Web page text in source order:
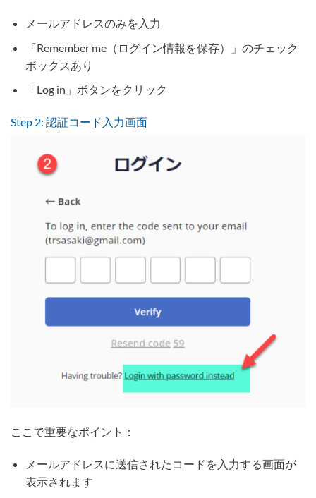
メールアドレスのみを入力
「Remember me（ログイン情報を保存）」のチェック
ボックスあり
「Log in」ボタンをクリック
Step 2: 認証コード入力画面
ここで重要なポイント：
メールアドレスに送信されたコードを入力する画面が
表示されます